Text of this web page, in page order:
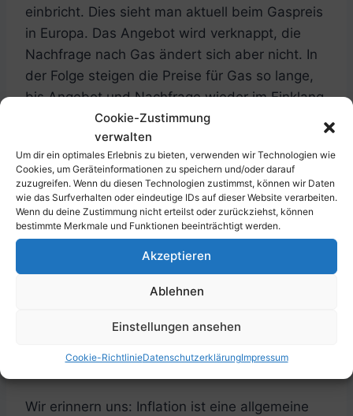
Cookie-Zustimmung
verwalten
Um dir ein optimales Erlebnis zu bieten, verwenden wir Technologien wie
Cookies, um Geräteinformationen zu speichern und/oder darauf
zuzugreifen. Wenn du diesen Technologien zustimmst, können wir Daten
wie das Surfverhalten oder eindeutige IDs auf dieser Website verarbeiten.
Wenn du deine Zustimmung nicht erteilst oder zurückziehst, können
bestimmte Merkmale und Funktionen beeinträchtigt werden.
Akzeptieren
Ablehnen
Einstellungen ansehen
Cookie-RichtlinieDatenschutzerklärungImpressum
einbricht. Dies sieht man aktuell beim Gaspreis
in Europa. Das Angebot wird verknappt, die
Nachfrage nach Gas ändert sich aber nicht. In
der Folge steigen die Preise für Gas so lange,
bis Angebot und Nachfrage wieder im Einklang
Was sind die Folgen von
Inflation?
Nachdem wir uns nun die möglichen Ursachen
von Inflation angesehen haben, kommen wir
zur nächsten Frage: Welche Auswirkungen hat
Eine Inflation kann verschiedene Folgen haben.
Wir erinnern uns: Inflation ist eine allgemeine